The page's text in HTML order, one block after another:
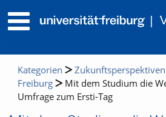
Kategorien
Freiburg
Mit dem Studium die
Umfrage zum Ersti-Tag